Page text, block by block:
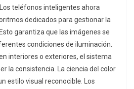
teléfonos inteligentes ahora
dedicados para gestionar la
garantiza que las imágenes se
condiciones de iluminación.
interiores o exteriores, el sistema
la consistencia. La ciencia del color
estilo visual reconocible. Los